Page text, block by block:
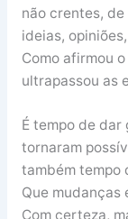
não crentes,
ideias,
Como afirmou
ultrapassou as
É tempo de dar
tornaram
também tempo
Que mudanças
Com certeza,